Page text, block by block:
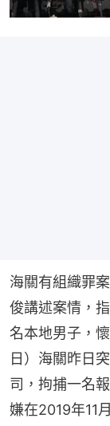
海關有組織罪
俊講述案情，
名本地男子，
日）海關昨日
司，拘捕一名
嫌在2019年11